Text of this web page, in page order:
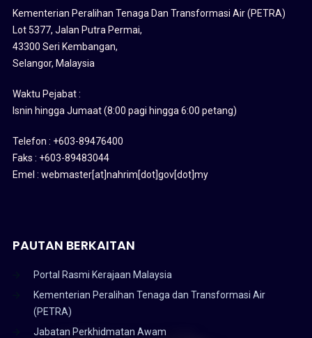
Kementerian Peralihan Tenaga Dan Transformasi Air (PETRA)
Lot 5377, Jalan Putra Permai,
43300 Seri Kembangan,
Selangor, Malaysia
Waktu Pejabat :
Isnin hingga Jumaat (8:00 pagi hingga 6:00 petang)
Telefon : +603-89476400
Faks : +603-89483044
Emel : webmaster[at]nahrim[dot]gov[dot]my
PAUTAN BERKAITAN
Portal Rasmi Kerajaan Malaysia
Kementerian Peralihan Tenaga dan Transformasi Air
(PETRA)
Jabatan Perkhidmatan Awam